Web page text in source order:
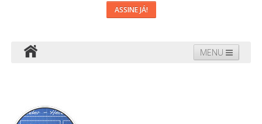
ASSINE JÁ!
MENU